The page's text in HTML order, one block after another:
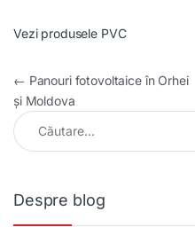
Vezi produsele PVC
Navigare în articole
← Panouri fotovoltaice în Orhei
și Moldova
Caută după:
Despre blog